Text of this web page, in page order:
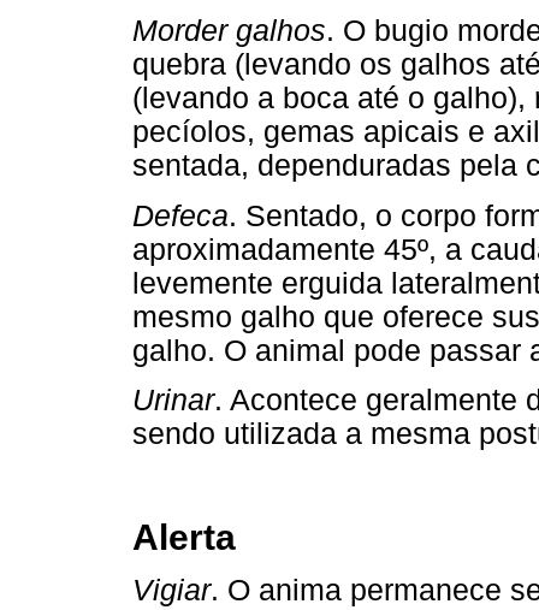
Morder galhos. O bugio
quebra (levando os galhos
(levando a boca até o
pecíolos, gemas apicais e
sentada, dependuradas pela
Defeca. Sentado, o corpo
aproximadamente 45º, a
levemente erguida
mesmo galho que oferece
galho. O animal pode passar
Urinar. Acontece geralmente
sendo utilizada a mesma
Alerta
Vigiar. O anima permanece